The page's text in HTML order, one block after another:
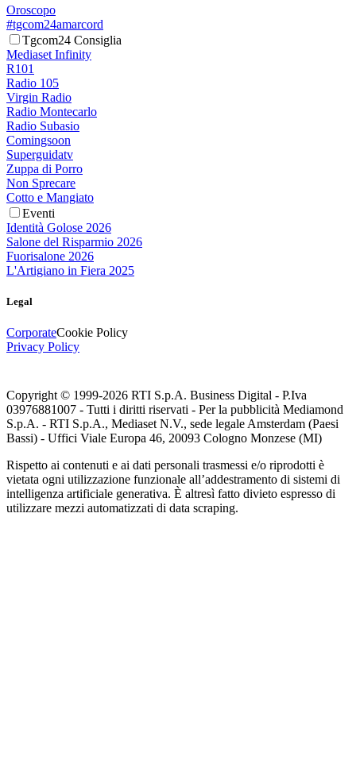
Oroscopo
#tgcom24amarcord
Tgcom24 Consiglia
Mediaset Infinity
R101
Radio 105
Virgin Radio
Radio Montecarlo
Radio Subasio
Comingsoon
Superguidatv
Zuppa di Porro
Non Sprecare
Cotto e Mangiato
Eventi
Identità Golose 2026
Salone del Risparmio 2026
Fuorisalone 2026
L'Artigiano in Fiera 2025
Legal
CorporateCookie Policy
Privacy Policy
Copyright © 1999-2026 RTI S.p.A. Business Digital - P.Iva
03976881007 - Tutti i diritti riservati - Per la pubblicità Mediamond
S.p.A. - RTI S.p.A., Mediaset N.V., sede legale Amsterdam (Paesi
Bassi) - Uffici Viale Europa 46, 20093 Cologno Monzese (MI)
Rispetto ai contenuti e ai dati personali trasmessi e/o riprodotti è
vietata ogni utilizzazione funzionale all’addestramento di sistemi di
intelligenza artificiale generativa. È altresì fatto divieto espresso di
utilizzare mezzi automatizzati di data scraping.